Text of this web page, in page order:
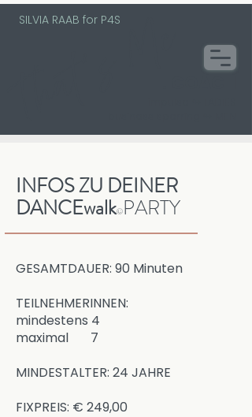
SILVIA RAAB for P4S
INFOS ZU DEINER
DANCEwalk©PARTY
GESAMTDAUER: 90 Minuten
TEILNEHMERINNEN:
mindestens 4
maximal 7
MINDESTALTER: 24 JAHRE
FIXPREIS: € 249,00